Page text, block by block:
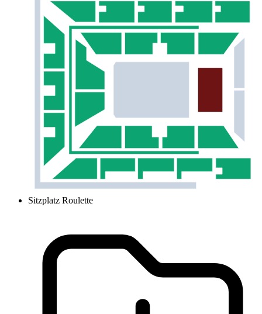
Sitzplatz Roulette